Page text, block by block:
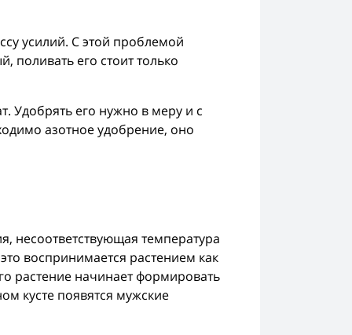
усилий. С этой проблемой
поливать его стоит только
Удобрять его нужно в меру и с
азотное удобрение, оно
несоответствующая температура
воспринимается растением как
растение начинает формировать
кусте появятся мужские